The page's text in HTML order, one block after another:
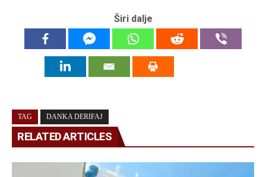
Širi dalje
TAG DANKA DERIFAJ
RELATED ARTICLES